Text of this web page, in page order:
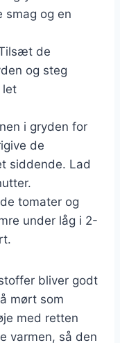
smag og en
de
og steg
let
i gryden for
de
siddende. Lad
tomater og
under låg i 2-
bliver godt
mørt som
med retten
varmen, så den